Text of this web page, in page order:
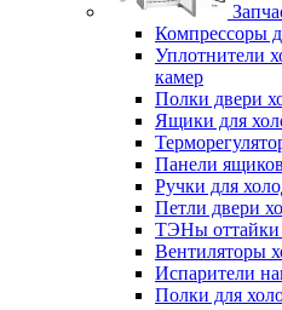
Компрессоры
Уплотнители
камер
Полки двери
Ящики для
Панели
Ручки для
Петли двери
ТЭНы оттайки
Вентиляторы
Испарители
Полки для